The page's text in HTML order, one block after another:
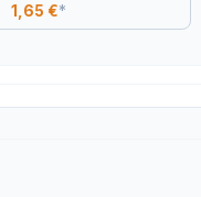
1,65 €*